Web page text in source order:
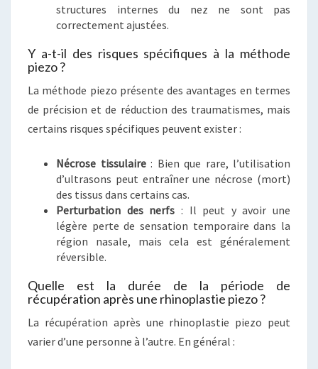
structures internes du nez ne sont pas
correctement ajustées.
Y a-t-il des risques spécifiques à la méthode
piezo ?
La méthode piezo présente des avantages en termes
de précision et de réduction des traumatismes, mais
certains risques spécifiques peuvent exister :
Nécrose tissulaire: Bien que rare, l’utilisation
d’ultrasons peut entraîner une nécrose (mort)
des tissus dans certains cas.
Perturbation des nerfs : Il peut y avoir une
légère perte de sensation temporaire dans la
région nasale, mais cela est généralement
réversible.
Quelle est la durée de la période de
récupération après une rhinoplastie piezo ?
La récupération après une rhinoplastie piezo peut
varier d’une personne à l’autre. En général :